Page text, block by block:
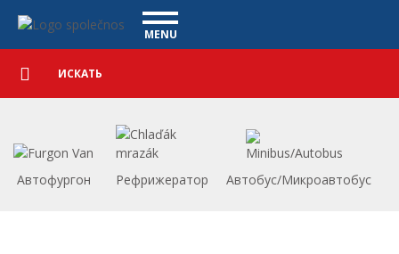
Коммерческие автомобили - Vanscentre
Navigace
MENU
КОММЕРЧЕСКИЕ АВТОМОБИЛИ
АВТОМОБИЛИ
ЧТО МЫ ПРЕДЛАГАЕМ
ФИНАНСИРОВАНИЕ
Подробный
поиск Искать
Автофургон Рефрижератор Автобус/Микроавтобус